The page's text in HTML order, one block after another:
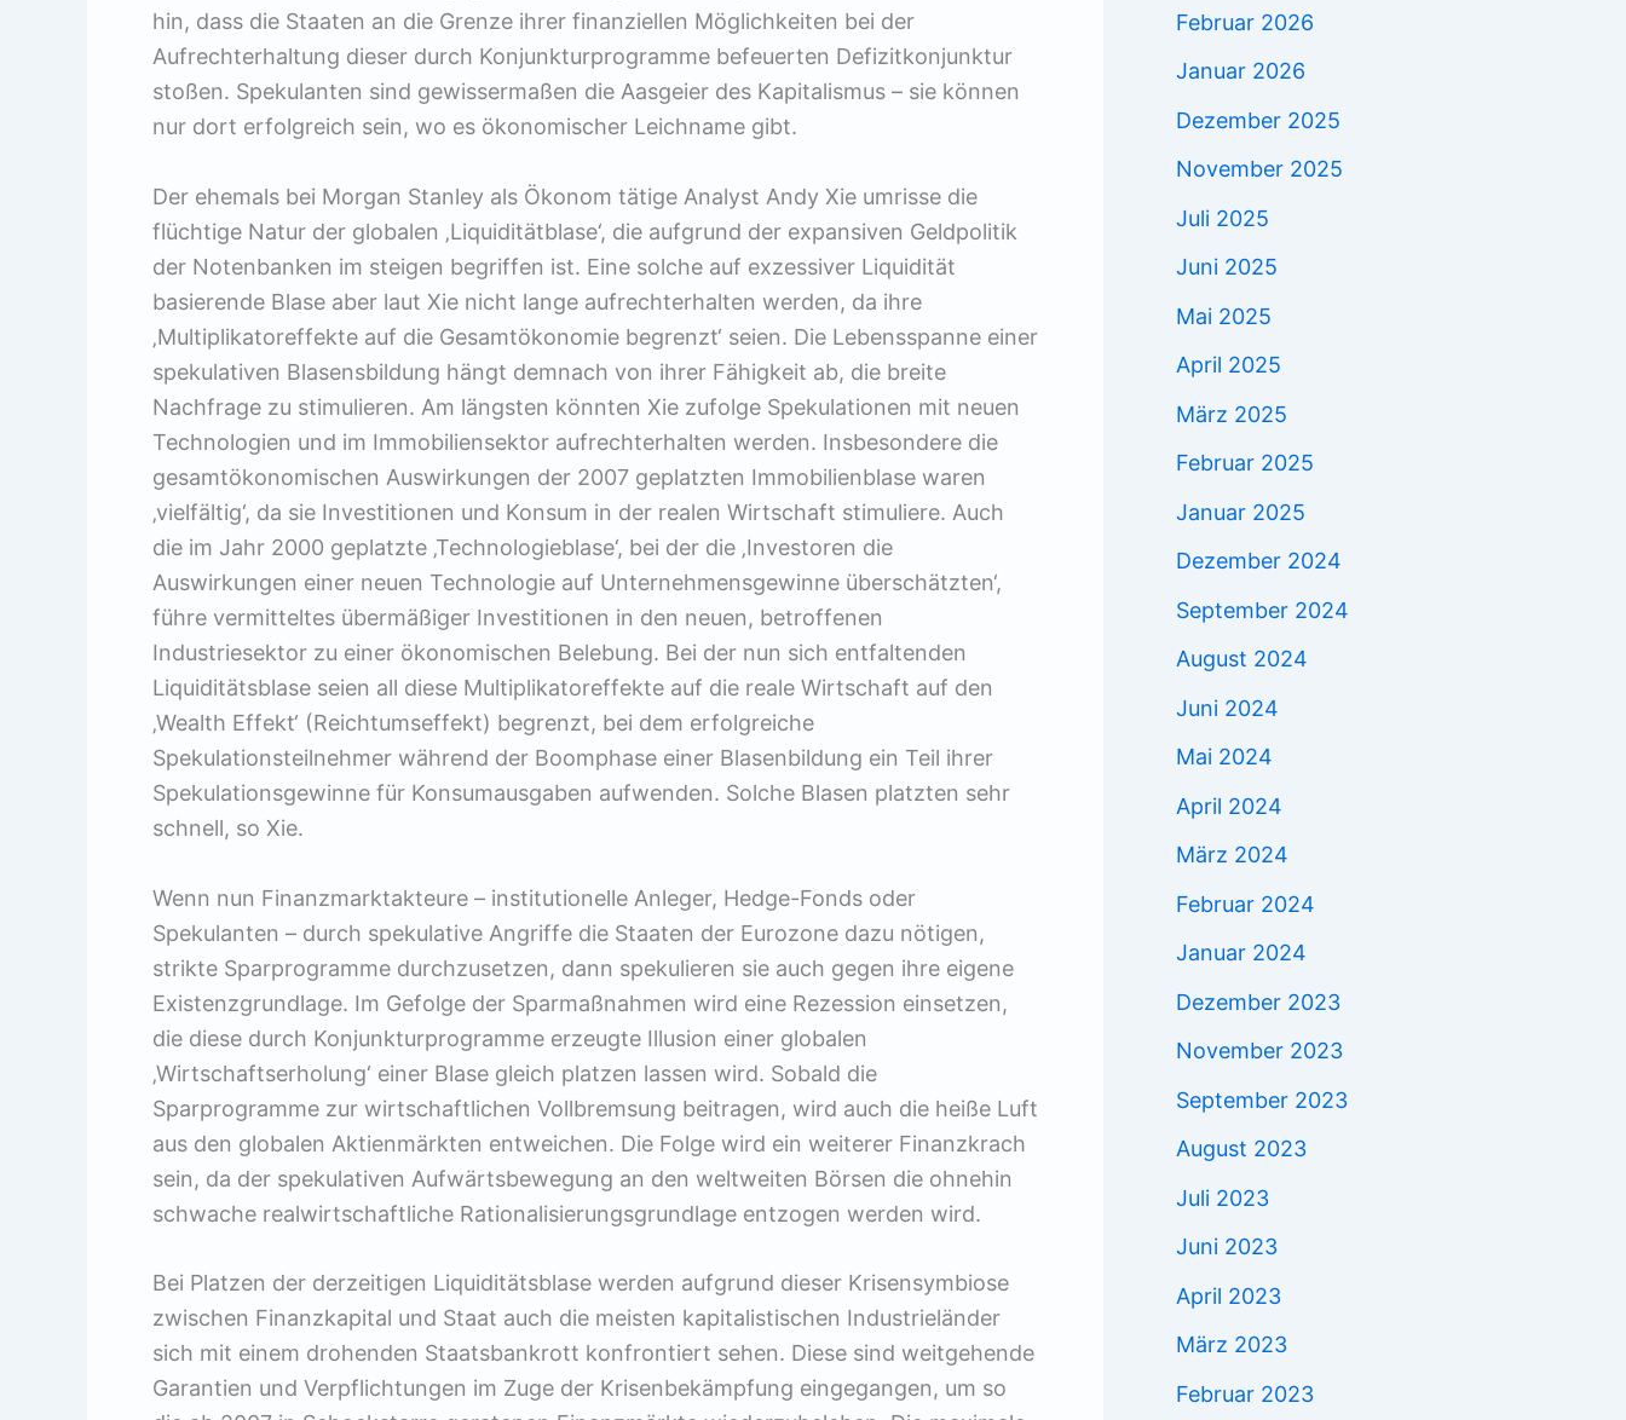
hin, dass die Staaten an die Grenze ihrer finanziellen Möglichkeiten bei der
Aufrechterhaltung dieser durch Konjunkturprogramme befeuerten Defizitkonjunktur
stoßen. Spekulanten sind gewissermaßen die Aasgeier des Kapitalismus – sie können
nur dort erfolgreich sein, wo es ökonomischer Leichname gibt.
Der ehemals bei Morgan Stanley als Ökonom tätige Analyst Andy Xie umrisse die
flüchtige Natur der globalen ‚Liquiditätblase‘, die aufgrund der expansiven Geldpolitik
der Notenbanken im steigen begriffen ist. Eine solche auf exzessiver Liquidität
basierende Blase aber laut Xie nicht lange aufrechterhalten werden, da ihre
‚Multiplikatoreffekte auf die Gesamtökonomie begrenzt‘ seien. Die Lebensspanne einer
spekulativen Blasensbildung hängt demnach von ihrer Fähigkeit ab, die breite
Nachfrage zu stimulieren. Am längsten könnten Xie zufolge Spekulationen mit neuen
Technologien und im Immobiliensektor aufrechterhalten werden. Insbesondere die
gesamtökonomischen Auswirkungen der 2007 geplatzten Immobilienblase waren
‚vielfältig‘, da sie Investitionen und Konsum in der realen Wirtschaft stimuliere. Auch
die im Jahr 2000 geplatzte ‚Technologieblase‘, bei der die ‚Investoren die
Auswirkungen einer neuen Technologie auf Unternehmensgewinne überschätzten‘,
führe vermitteltes übermäßiger Investitionen in den neuen, betroffenen
Industriesektor zu einer ökonomischen Belebung. Bei der nun sich entfaltenden
Liquiditätsblase seien all diese Multiplikatoreffekte auf die reale Wirtschaft auf den
‚Wealth Effekt‘ (Reichtumseffekt) begrenzt, bei dem erfolgreiche
Spekulationsteilnehmer während der Boomphase einer Blasenbildung ein Teil ihrer
Spekulationsgewinne für Konsumausgaben aufwenden. Solche Blasen platzten sehr
schnell, so Xie.
Wenn nun Finanzmarktakteure – institutionelle Anleger, Hedge-Fonds oder
Spekulanten – durch spekulative Angriffe die Staaten der Eurozone dazu nötigen,
strikte Sparprogramme durchzusetzen, dann spekulieren sie auch gegen ihre eigene
Existenzgrundlage. Im Gefolge der Sparmaßnahmen wird eine Rezession einsetzen,
die diese durch Konjunkturprogramme erzeugte Illusion einer globalen
‚Wirtschaftserholung‘ einer Blase gleich platzen lassen wird. Sobald die
Sparprogramme zur wirtschaftlichen Vollbremsung beitragen, wird auch die heiße Luft
aus den globalen Aktienmärkten entweichen. Die Folge wird ein weiterer Finanzkrach
sein, da der spekulativen Aufwärtsbewegung an den weltweiten Börsen die ohnehin
schwache realwirtschaftliche Rationalisierungsgrundlage entzogen werden wird.
Bei Platzen der derzeitigen Liquiditätsblase werden aufgrund dieser Krisensymbiose
zwischen Finanzkapital und Staat auch die meisten kapitalistischen Industrieländer
sich mit einem drohenden Staatsbankrott konfrontiert sehen. Diese sind weitgehende
Garantien und Verpflichtungen im Zuge der Krisenbekämpfung eingegangen, um so
Februar 2026
Januar 2026
Dezember 2025
November 2025
Juli 2025
Juni 2025
Mai 2025
April 2025
März 2025
Februar 2025
Januar 2025
Dezember 2024
September 2024
August 2024
Juni 2024
Mai 2024
April 2024
März 2024
Februar 2024
Januar 2024
Dezember 2023
November 2023
September 2023
August 2023
Juli 2023
Juni 2023
April 2023
März 2023
Februar 2023